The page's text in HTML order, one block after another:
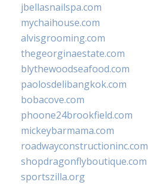
jbellasnailspa.com
mychaihouse.com
alvisgrooming.com
thegeorginaestate.com
blythewoodseafood.com
paolosdelibangkok.com
bobacove.com
phoone24brookfield.com
mickeybarmama.com
roadwayconstructioninc.com
shopdragonflyboutique.com
sportszilla.org